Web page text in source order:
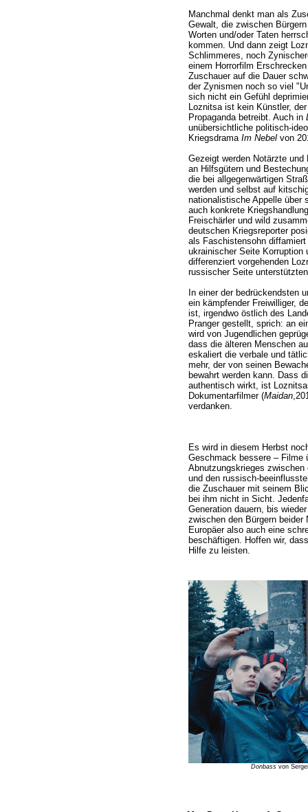
Manchmal denkt man als
Gewalt, die zwischen
Worten und/oder Taten
kommen. Und dann zeigt
Schlimmeres, noch
einem Horrorfilm
Zuschauer auf die Dauer
der Zynismen noch so viel
sich nicht ein Gefühl
Loznitsa ist kein Künstler,
Propaganda betreibt. Auch in
unübersichtliche politisch-
Kriegsdrama Im Nebelvon
Gezeigt werden Notärzte
an Hilfsgütern und
die bei allgegenwärtigen
werden und selbst auf
nationalistische Appelle über
auch konkrete
Freischärler und wild
deutschen Kriegsreporter
als Faschistensohn
ukrainischer Seite Korruption
differenziert vorgehenden
russischer Seite
In einer der bedrückendsten
ein kämpfender Freiwilliger,
ist, irgendwo östlich des
Pranger gestellt, sprich: an
wird von Jugendlichen
dass die älteren Menschen
eskaliert die verbale und
mehr, der von seinen
bewahrt werden kann. Dass
authentisch wirkt, ist
Dokumentarfilmer (Maidan
verdanken.
Es wird in diesem Herbst
Geschmack bessere – Filme
Abnutzungskrieges
und den russisch-
die Zuschauer mit seinem
bei ihm nicht in Sicht.
Generation dauern, bis
zwischen den Bürgern
Europäer also auch eine
beschäftigen. Hoffen wir,
Hilfe zu leisten.
Donbassvon